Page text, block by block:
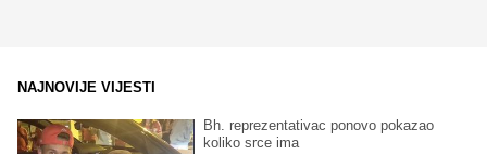
NAJNOVIJE VIJESTI
Bh. reprezentativac ponovo pokazao
koliko srce ima